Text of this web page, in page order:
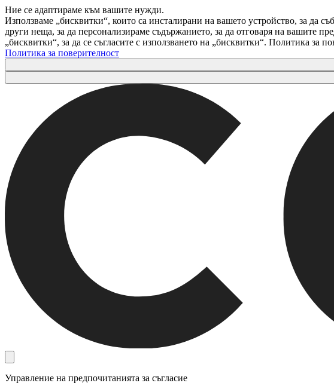
Ние се адаптираме към вашите нужди.
Използваме „бисквитки“, които са инсталирани на вашето устройство, за да
други неща, за да персонализираме съдържанието, за да отговаря на вашите
„бисквитки“, за да се съгласите с използването на „бисквитки“. Политика за
Политика за поверителност
Управление на предпочитанията за съгласие